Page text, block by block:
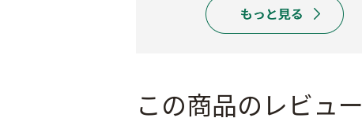
この商品のレビュー